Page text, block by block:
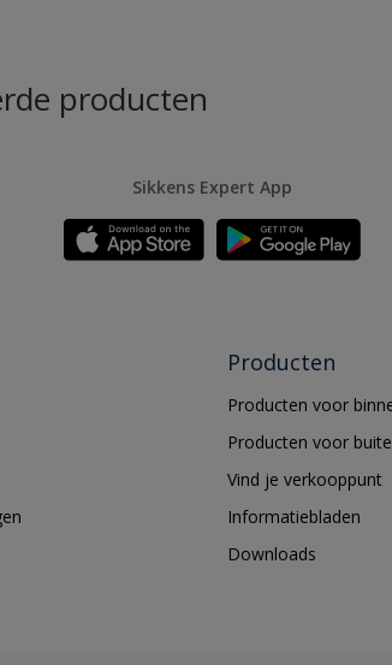
producten
Sikkens Expert App
Producten
Producten voor
Producten voor
Vind je verkooppunt
Informatiebladen
Downloads